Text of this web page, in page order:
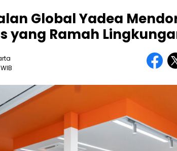
Global Yadea
yang Ramah